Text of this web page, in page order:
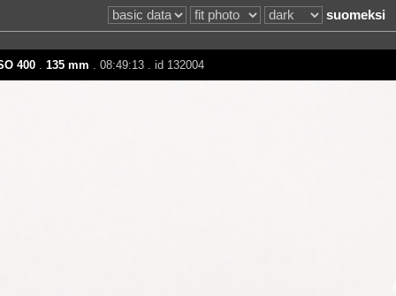
suomeksi
400. 135 mm . 08:49:13 . id 132004